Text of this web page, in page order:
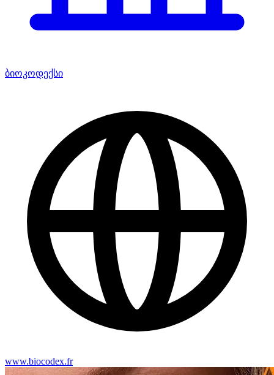
ბიოკოდექსი
www.biocodex.fr